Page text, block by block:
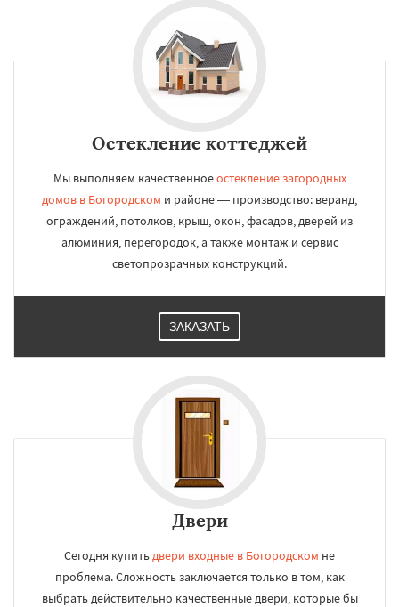
Остекление коттеджей
Мы выполняем качественноеостекление загородных
домов в Богородском и районе — производство: веранд,
ограждений, потолков, крыш, окон, фасадов, дверей из
алюминия, перегородок, а также монтаж и сервис
светопрозрачных конструкций.
ЗАКАЗАТЬ
Двери
Сегодня купитьдвери входные в Богородском не
проблема. Сложность заключается только в том, как
выбрать действительно качественные двери, которые бы